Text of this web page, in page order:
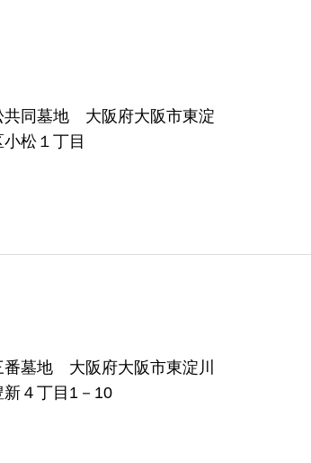
共同墓地 大阪府大阪市東淀
小松１丁目
番墓地 大阪府大阪市東淀川
新４丁目1－10